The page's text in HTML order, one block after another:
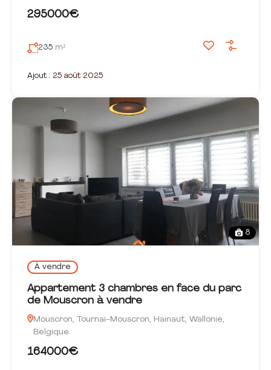
295000€
235 m²
Ajout : 25 août 2025
8
À vendre
Appartement 3 chambres en face du parc
de Mouscron à vendre
Mouscron, Tournai-Mouscron, Hainaut, Wallonie,
Belgique
164000€